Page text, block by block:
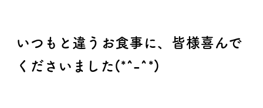
いつもと違うお食事に、皆様喜んで
くださいました(*^-^*)